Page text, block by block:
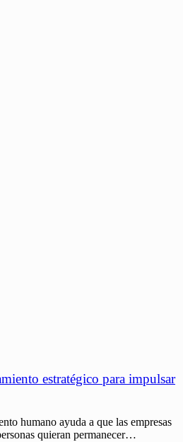
estratégico para impulsar
humano ayuda a que las empresas
quieran permanecer…